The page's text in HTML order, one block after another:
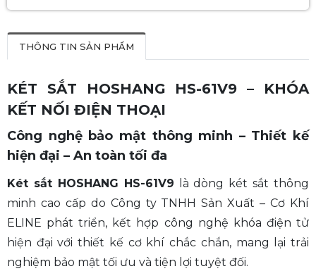
THÔNG TIN SẢN PHẨM
KÉT SẮT HOSHANG HS-61V9 – KHÓA
KẾT NỐI ĐIỆN THOẠI
Công nghệ bảo mật thông minh – Thiết kế
hiện đại – An toàn tối đa
Két sắt HOSHANG HS-61V9 là dòng két sắt thông
minh cao cấp do Công ty TNHH Sản Xuất – Cơ Khí
ELINE phát triển, kết hợp công nghệ khóa điện tử
hiện đại với thiết kế cơ khí chắc chắn, mang lại trải
nghiệm bảo mật tối ưu và tiện lợi tuyệt đối.